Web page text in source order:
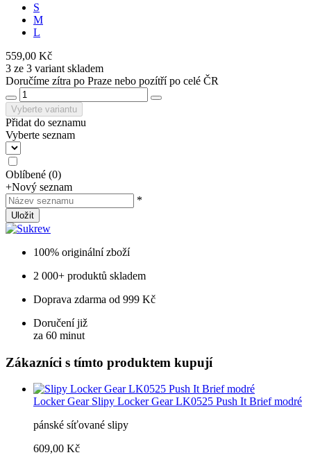
S
M
L
559,00 Kč
3 ze 3 variant skladem
Doručíme zítra po Praze nebo pozítří po celé ČR
Vyberte variantu
Přidat do seznamu
Vyberte seznam
Oblíbené (0)
+Nový seznam
*
Uložit
100% originální zboží
2 000+ produktů skladem
Doprava zdarma od 999 Kč
Doručení již
za 60 minut
Zákazníci s tímto produktem kupují
Locker Gear Slipy Locker Gear LK0525 Push It Brief modré
pánské síťované slipy
609,00 Kč